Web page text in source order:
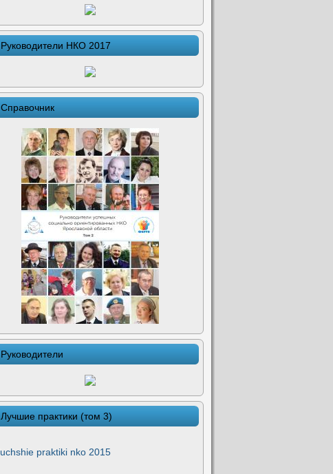
Руководители НКО 2017
Справочник
Руководители
Лучшие практики (том 3)